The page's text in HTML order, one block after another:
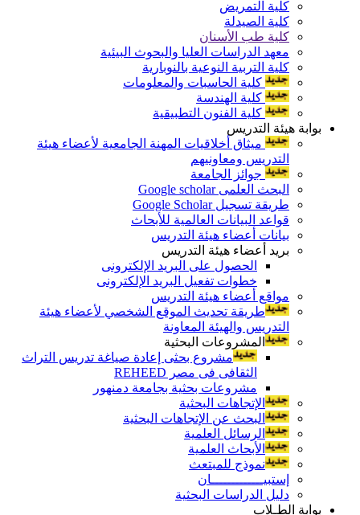
كلية التمريض
كلية الصيدلة
كلية طب الأسنان
معهد الدراسات العليا والبحوث البيئية
كلية التربية النوعية بالنوبارية
كلية الحاسبات والمعلومات
كلية الهندسة
كلية الفنون التطبيقية
بوابة هيئة التدريس
ميثاق أخلاقيات المهنة الجامعية لأعضاء هيئة
التدريس ومعاونيهم
جوائز الجامعة
البحث العلمى Google scholar
طريقة تسجيل Google Scholar
قواعد البيانات العالمية للأبحاث
بيانات أعضاء هيئة التدريس
بريد أعضاء هيئة التدريس
الحصول على البريد الإلكترونى
خطوات تفعيل البريد الإلكترونى
مواقع أعضاء هيئة التدريس
طريقة تحديث الموقع الشخصي لأعضاء هيئة
التدريس والهيئة المعاونة
المشروعات البحثية
مشروع بحثى إعادة صياغة تدريس التراث
الثقافى فى مصر REHEED
مشروعات بحثية بجامعة دمنهور
الإتجاهات البحثية
البحث عن الإتجاهات البحثية
الرسائل العلمية
الأبحاث العلمية
نموذج للمبتعث
إستبيـــــــــــــان
دليل الدراسات البحثية
بوابة الطـلاب